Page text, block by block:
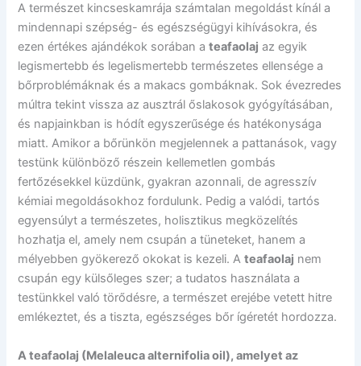
A természet kincseskamrája számtalan megoldást kínál a
mindennapi szépség- és egészségügyi kihívásokra, és
ezen értékes ajándékok sorában ateafaolaj az egyik
legismertebb és legelismertebb természetes ellensége a
bőrproblémáknak és a makacs gombáknak. Sok évezredes
múltra tekint vissza az ausztrál őslakosok gyógyításában,
és napjainkban is hódít egyszerűsége és hatékonysága
miatt. Amikor a bőrünkön megjelennek a pattanások, vagy
testünk különböző részein kellemetlen gombás
fertőzésekkel küzdünk, gyakran azonnali, de agresszív
kémiai megoldásokhoz fordulunk. Pedig a valódi, tartós
egyensúlyt a természetes, holisztikus megközelítés
hozhatja el, amely nem csupán a tüneteket, hanem a
mélyebben gyökerező okokat is kezeli. Ateafaolaj nem
csupán egy külsőleges szer; a tudatos használata a
testünkkel való törődésre, a természet erejébe vetett hitre
emlékeztet, és a tiszta, egészséges bőr ígéretét hordozza.
A teafaolaj (Melaleuca alternifolia oil), amelyet az